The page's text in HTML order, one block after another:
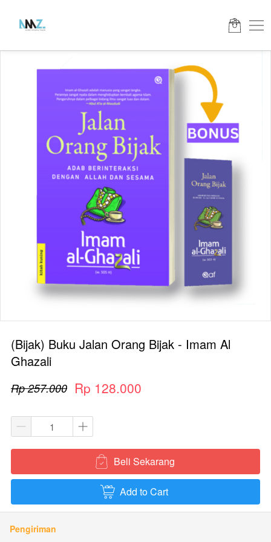
(Bijak) Buku Jalan Orang Bijak - Imam Al
Ghazali
Rp 257.000 Rp 128.000
` Beli Sekarang
` Add to Cart
Pengiriman